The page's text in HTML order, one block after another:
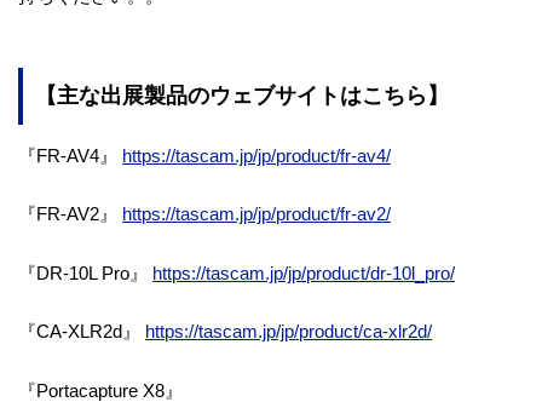
【主な出展製品のウェブサイトはこちら】
『FR-AV4』 https://tascam.jp/jp/product/fr-av4/
『FR-AV2』 https://tascam.jp/jp/product/fr-av2/
『DR-10L Pro』 https://tascam.jp/jp/product/dr-10l_pro/
『CA-XLR2d』 https://tascam.jp/jp/product/ca-xlr2d/
『Portacapture X8』